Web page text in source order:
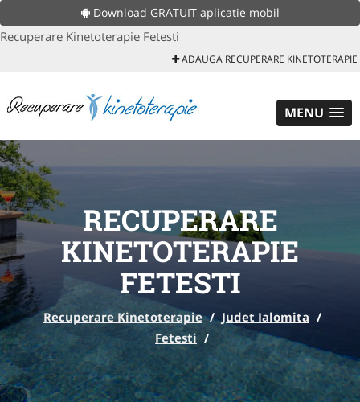
Download GRATUIT aplicatie mobil
Recuperare Kinetoterapie Fetesti
ADAUGA RECUPERARE KINETOTERAPIE
MENU
RECUPERARE
KINETOTERAPIE
FETESTI
Recuperare Kinetoterapie / Judet Ialomita /
Fetesti /